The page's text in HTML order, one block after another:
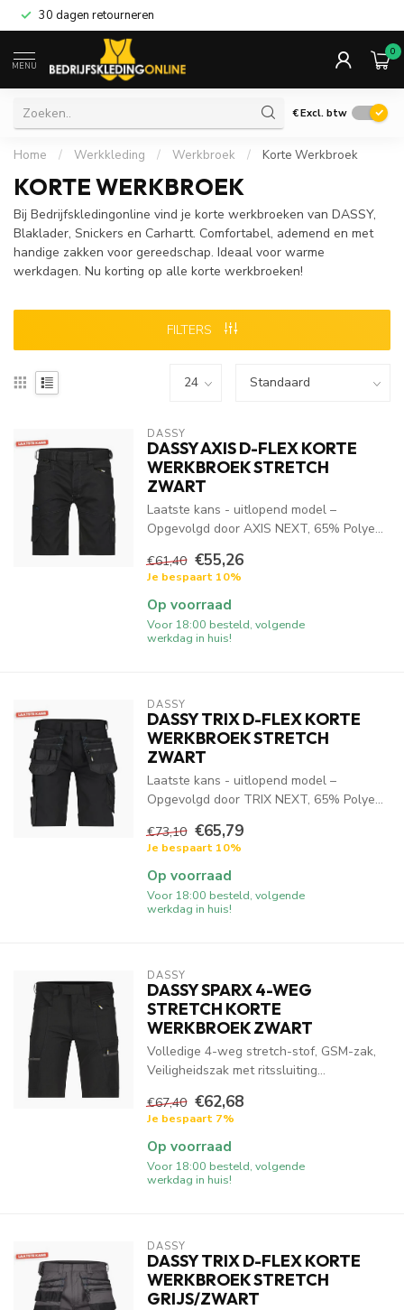
Gratis verzendingvanaf
MENU
0
€Excl. btw
Home / Werkkleding / Werkbroek / Korte Werkbroek
KORTE WERKBROEK
Bij Bedrijfskledingonline vind je korte werkbroeken van DASSY,
Blaklader, Snickers en Carhartt. Comfortabel, ademend en met
handige zakken voor gereedschap. Ideaal voor warme
werkdagen. Nu korting op alle korte werkbroeken!
FILTERS
DASSY
DASSY AXIS D-FLEX KORTE
WERKBROEK STRETCH
ZWART
Laatste kans - uitlopend model –
Opgevolgd door AXIS NEXT, 65% Polye...
€61,40 €55,26
Je bespaart 10%
Op voorraad
Voor 18:00 besteld, volgende
werkdag in huis!
DASSY
DASSY TRIX D-FLEX KORTE
WERKBROEK STRETCH
ZWART
Laatste kans - uitlopend model –
Opgevolgd door TRIX NEXT, 65% Polye...
€73,10 €65,79
Je bespaart 10%
Op voorraad
Voor 18:00 besteld, volgende
werkdag in huis!
DASSY
DASSY SPARX 4-WEG
STRETCH KORTE
WERKBROEK ZWART
Volledige 4-weg stretch-stof, GSM-zak,
Veiligheidszak met ritssluiting...
€67,40 €62,68
Je bespaart 7%
Op voorraad
Voor 18:00 besteld, volgende
werkdag in huis!
DASSY
DASSY TRIX D-FLEX KORTE
WERKBROEK STRETCH
GRIJS/ZWART